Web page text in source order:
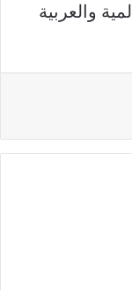
والعربية
طباعة